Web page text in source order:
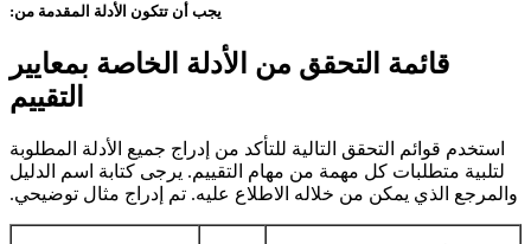
يجب أن تتكون الأدلة المقدمة من:
قائمة التحقق من الأدلة الخاصة بمعايير
التقييم
استخدم قوائم التحقق التالية للتأكد من إدراج جميع الأدلة المطلوبة
لتلبية متطلبات كل مهمة من مهام التقييم. يرجى كتابة اسم الدليل
والمرجع الذي يمكن من خلاله الاطلاع عليه. تم إدراج مثال توضيحي.